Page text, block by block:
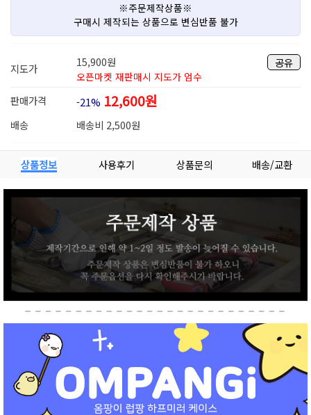
※주문제작상품※
구매시 제작되는 상품으로 변심반품 불가
공유
지도가 15,900원
오픈마켓 재판매시 지도가 엄수
판매가격 -21% 12,600원
배송 배송비 2,500원
상품정보 사용후기 상품문의 배송/교환